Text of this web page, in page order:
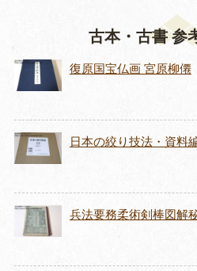
古本・古書 参
復原国宝仏画 宮原柳僊
日本の絞り技法・資
兵法要務柔術剣棒図解